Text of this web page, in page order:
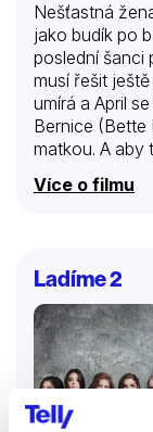
Nešťastná
jako budík po
poslední šanci
musí řešit
umírá a April
Bernice (Bette
matkou. A aby
na
Dokáže pod
tentokrát
tragikomedií,
debutovala
Více o filmu
Ladíme 2